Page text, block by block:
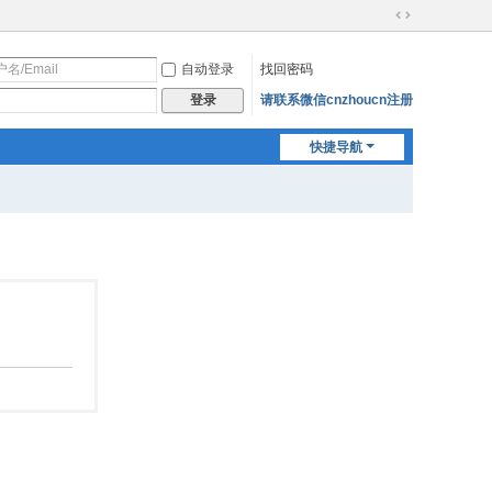
切
宽
自动登录 找回密码
登录 请联系微信cnzhoucn注册
快捷导航